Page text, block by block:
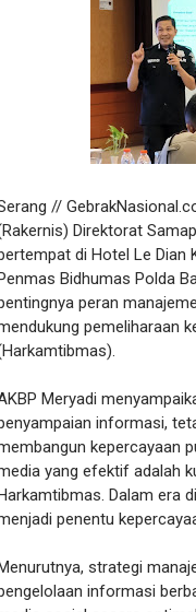
//
Direktorat
di Hotel Le Dian
Bidhumas Polda
peran
pemeliharaan
Meryadi
informasi,
kepercayaan
yang efektif adalah
Dalam era
penentu
strategi
informasi